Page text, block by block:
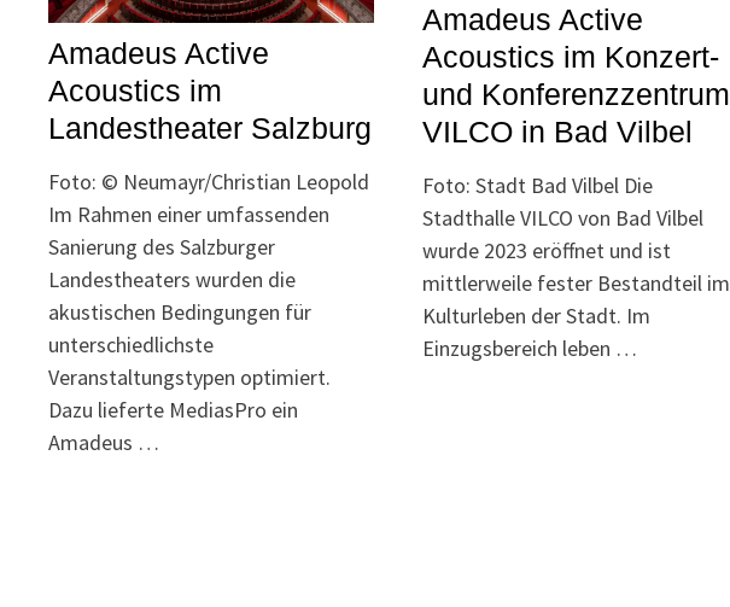
Amadeus Active
Acoustics im
Landestheater Salzburg
Foto: © Neumayr/Christian Leopold
Im Rahmen einer umfassenden
Sanierung des Salzburger
Landestheaters wurden die
akustischen Bedingungen für
unterschiedlichste
Veranstaltungstypen optimiert.
Dazu lieferte MediasPro ein
Amadeus …
Amadeus Active
Acoustics im Konzert-
und Konferenzzentrum
VILCO in Bad Vilbel
Foto: Stadt Bad Vilbel Die
Stadthalle VILCO von Bad Vilbel
wurde 2023 eröffnet und ist
mittlerweile fester Bestandteil im
Kulturleben der Stadt. Im
Einzugsbereich leben …